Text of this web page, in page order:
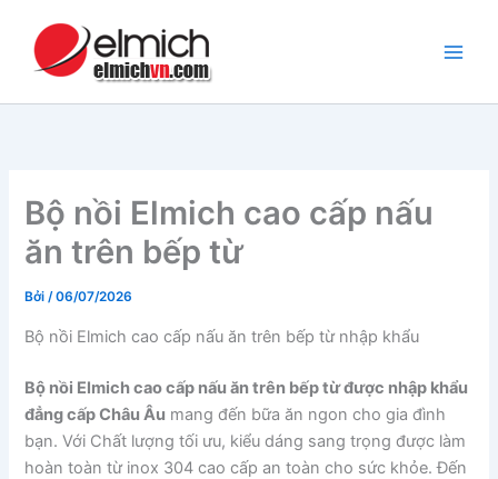
Bộ nồi Elmich cao cấp nấu
ăn trên bếp từ
Bởi/06/07/2026
Bộ nồi Elmich cao cấp nấu ăn trên bếp từ nhập khẩu
Bộ nồi Elmich cao cấp nấu ăn trên bếp từ được nhập khẩu
đẳng cấp Châu Âu mang đến bữa ăn ngon cho gia đình
bạn. Với Chất lượng tối ưu, kiểu dáng sang trọng được làm
hoàn toàn từ inox 304 cao cấp an toàn cho sức khỏe. Đến